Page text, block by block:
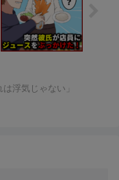
浮気じゃない」